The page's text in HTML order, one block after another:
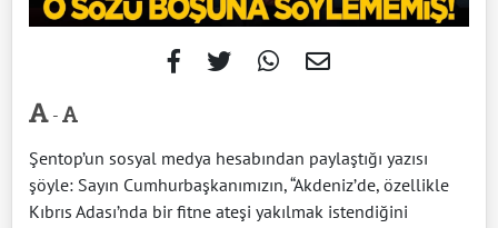
-
Şentop’un sosyal medya hesabından paylaştığı yazısı
şöyle: Sayın Cumhurbaşkanımızın, “Akdeniz’de, özellikle
Kıbrıs Adası’nda bir fitne ateşi yakılmak istendiğini